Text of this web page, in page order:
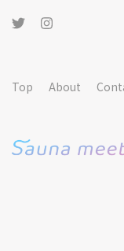
Top About